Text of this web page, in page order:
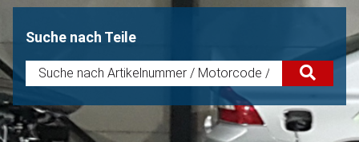
Suche nach Teile